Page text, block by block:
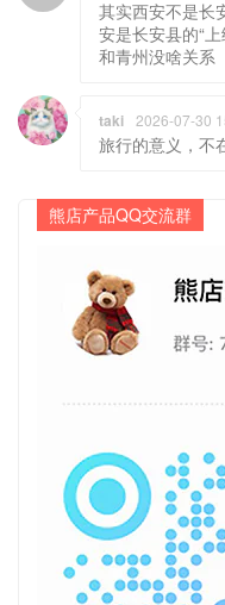
其实西安不是长
安是长安县的“
和青州没啥关系
taki 2026-07-30
旅行的意义，不
熊店产品QQ交流群